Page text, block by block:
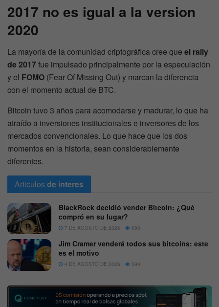
2017 no es igual a la version
2020
La mayoría de la comunidad criptográfica cree que el rally
de 2017fue impulsado principalmente por la especulación
y el FOMO (Fear Of Missing Out) y marcan la diferencia
con el momento actual de BTC.
Bitcoin tuvo 3 años para acomodarse y madurar, lo que ha
atraído a inversiones institucionales e inversores de los
mercados convencionales. Lo que hace que los dos
momentos en la historia, sean considerablemente
diferentes.
Articulosde interes
BlackRock decidió vender Bitcoin: ¿Qué
compró en su lugar?
7 DE AGOSTO DE 2026 698
Jim Cramer venderá todos sus bitcoins: este
es el motivo
4 DE AGOSTO DE 2026 590